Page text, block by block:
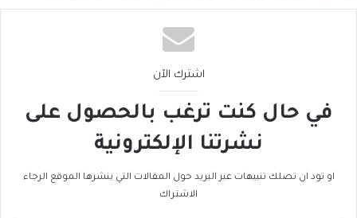
اشترك الآن
في حال كنت ترغب بالحصول على
نشرتنا الإلكترونية
او تود ان تصلك تنبيهات عبر البريد حول المقالات التي ينشرها الموقع الرجاء
الاشتراك